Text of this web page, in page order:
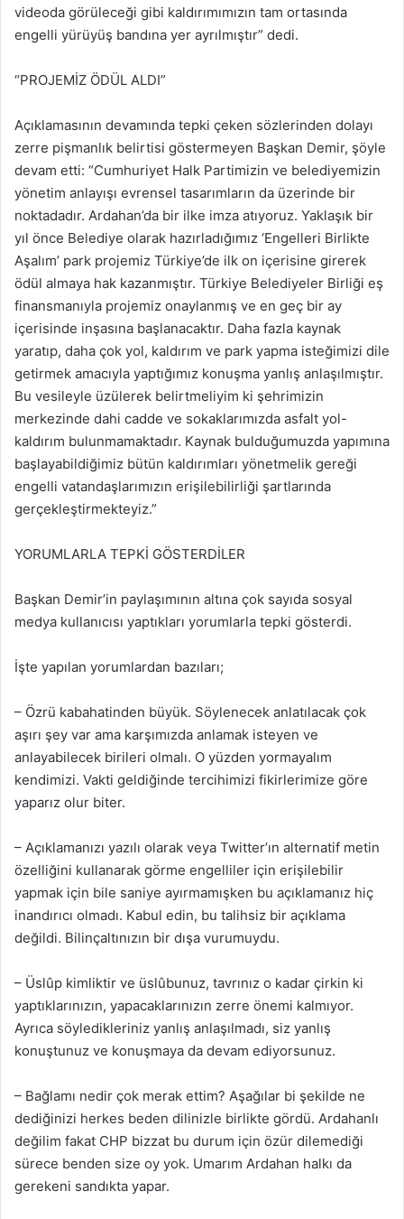
videoda görüleceği gibi kaldırımımızın tam ortasında
engelli yürüyüş bandına yer ayrılmıştır” dedi.
“PROJEMİZ ÖDÜL ALDI”
Açıklamasının devamında tepki çeken sözlerinden dolayı
zerre pişmanlık belirtisi göstermeyen Başkan Demir, şöyle
devam etti: “Cumhuriyet Halk Partimizin ve belediyemizin
yönetim anlayışı evrensel tasarımların da üzerinde bir
noktadadır. Ardahan’da bir ilke imza atıyoruz. Yaklaşık bir
yıl önce Belediye olarak hazırladığımız ‘Engelleri Birlikte
Aşalım’ park projemiz Türkiye’de ilk on içerisine girerek
ödül almaya hak kazanmıştır. Türkiye Belediyeler Birliği eş
finansmanıyla projemiz onaylanmış ve en geç bir ay
içerisinde inşasına başlanacaktır. Daha fazla kaynak
yaratıp, daha çok yol, kaldırım ve park yapma isteğimizi dile
getirmek amacıyla yaptığımız konuşma yanlış anlaşılmıştır.
Bu vesileyle üzülerek belirtmeliyim ki şehrimizin
merkezinde dahi cadde ve sokaklarımızda asfalt yol-
kaldırım bulunmamaktadır. Kaynak bulduğumuzda yapımına
başlayabildiğimiz bütün kaldırımları yönetmelik gereği
engelli vatandaşlarımızın erişilebilirliği şartlarında
gerçekleştirmekteyiz.”
YORUMLARLA TEPKİ GÖSTERDİLER
Başkan Demir’in paylaşımının altına çok sayıda sosyal
medya kullanıcısı yaptıkları yorumlarla tepki gösterdi.
İşte yapılan yorumlardan bazıları;
– Özrü kabahatinden büyük. Söylenecek anlatılacak çok
aşırı şey var ama karşımızda anlamak isteyen ve
anlayabilecek birileri olmalı. O yüzden yormayalım
kendimizi. Vakti geldiğinde tercihimizi fikirlerimize göre
yaparız olur biter.
– Açıklamanızı yazılı olarak veya Twitter’ın alternatif metin
özelliğini kullanarak görme engelliler için erişilebilir
yapmak için bile saniye ayırmamışken bu açıklamanız hiç
inandırıcı olmadı. Kabul edin, bu talihsiz bir açıklama
değildi. Bilinçaltınızın bir dışa vurumuydu.
– Üslûp kimliktir ve üslûbunuz, tavrınız o kadar çirkin ki
yaptıklarınızın, yapacaklarınızın zerre önemi kalmıyor.
Ayrıca söyledikleriniz yanlış anlaşılmadı, siz yanlış
konuştunuz ve konuşmaya da devam ediyorsunuz.
– Bağlamı nedir çok merak ettim? Aşağılar bi şekilde ne
dediğinizi herkes beden dilinizle birlikte gördü. Ardahanlı
değilim fakat CHP bizzat bu durum için özür dilemediği
sürece benden size oy yok. Umarım Ardahan halkı da
gerekeni sandıkta yapar.